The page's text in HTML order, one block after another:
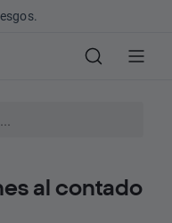
al contado